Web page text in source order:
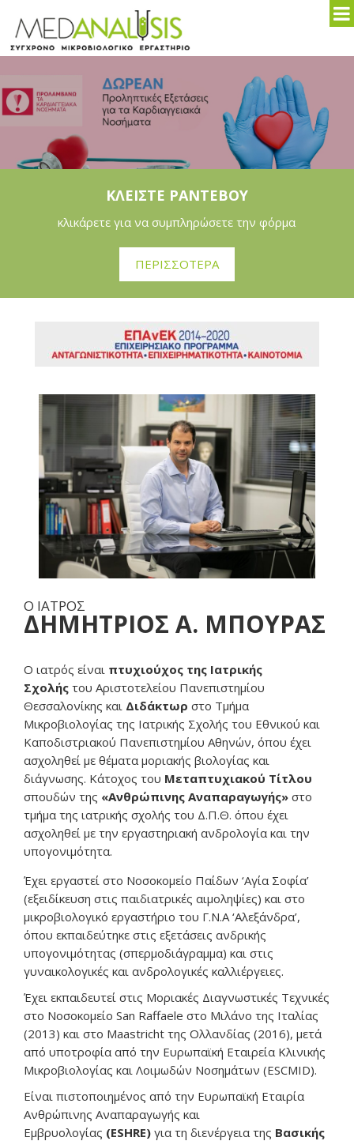
ΚΛΕΙΣΤΕ ΡΑΝΤΕΒΟΥ
κλικάρετε για να συμπληρώσετε την φόρμα
ΠΕΡΙΣΣΟΤΕΡΑ
Ο ΙΑΤΡΟΣ
ΔΗΜΗΤΡΙΟΣ Α. ΜΠΟΥΡΑΣ
Ο ιατρός είναι πτυχιούχος της Ιατρικής
Σχολής του Αριστοτελείου Πανεπιστημίου
Θεσσαλονίκης και Διδάκτωρ στο Τμήμα
Μικροβιολογίας της Ιατρικής Σχολής του Εθνικού και
Καποδιστριακού Πανεπιστημίου Αθηνών, όπου έχει
ασχοληθεί με θέματα μοριακής βιολογίας και
διάγνωσης. Κάτοχος του Μεταπτυχιακού Τίτλου
σπουδών της «Ανθρώπινης Αναπαραγωγής» στο
τμήμα της ιατρικής σχολής του Δ.Π.Θ. όπου έχει
ασχοληθεί με την εργαστηριακή ανδρολογία και την
υπογονιμότητα.
Έχει εργαστεί στο Νοσοκομείο Παίδων ‘Αγία Σοφία’
(εξειδίκευση στις παιδιατρικές αιμοληψίες) και στο
μικροβιολογικό εργαστήριο του Γ.Ν.Α ‘Αλεξάνδρα’,
όπου εκπαιδεύτηκε στις εξετάσεις ανδρικής
υπογονιμότητας (σπερμοδιάγραμμα) και στις
γυναικολογικές και ανδρολογικές καλλιέργειες.
Έχει εκπαιδευτεί στις Μοριακές Διαγνωστικές Τεχνικές
στο Νοσοκομείο San Raffaele στο Μιλάνο της Ιταλίας
(2013) και στο Maastricht της Ολλανδίας (2016), μετά
από υποτροφία από την Ευρωπαϊκή Εταιρεία Κλινικής
Μικροβιολογίας και Λοιμωδών Νοσημάτων (ESCMID).
Είναι πιστοποιημένος από την Ευρωπαϊκή Εταιρία
Ανθρώπινης Αναπαραγωγής και
Εμβρυολογίας (ESHRE) για τη διενέργεια της Βασικής